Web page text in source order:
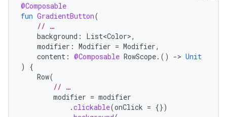
@Composable
fun GradientButton(
// …
background : List<Color>,
modifier : Modifier = Modifier,
content : @Composable RowScope.() -> Unit
)
{
Row(
// …
modifier = modifier
.clickable(onClick = {})